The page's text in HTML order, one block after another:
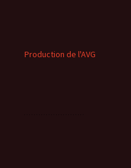
Production de l'AVG